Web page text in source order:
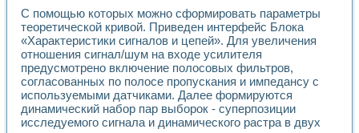
Промышленная автоматизация
Автоматизация технологических процессов получения
Использование систем технического зрения для контроля
Исследование электромагнитных переходных процессов
Применение LabVIEW при разработке обучающих
Разработка виртуальных тренажеров путем
Система блокировок, сигнализации и защиты ускорителя
Система сбора данных и управления процессом
Управление температурой газовой среды специальной
С помощью которых можно сформировать параметры
теоретической кривой. Приведен интерфейс Блока
«Характеристики сигналов и цепей». Для увеличения
отношения сигнал/шум на входе усилителя
предусмотрено включение полосовых фильтров,
согласованных по полосе пропускания и импедансу с
используемыми датчиками. Далее формируются
динамический набор пар выборок - суперпозиции
исследуемого сигнала и динамического растра в двух